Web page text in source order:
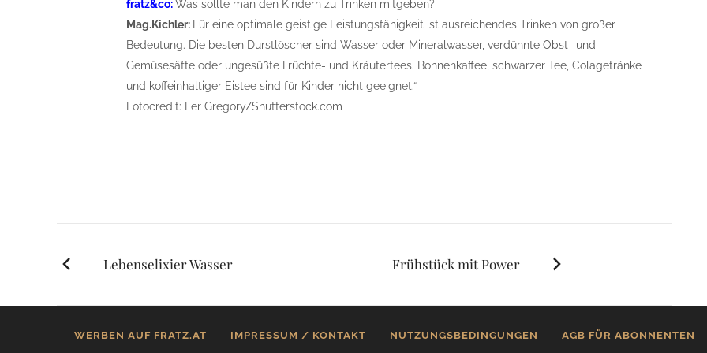
fratz&co:Was sollte man den Kindern zu Trinken mitgeben?
Mag.Kichler: Für eine optimale geistige Leistungsfähigkeit ist ausreichendes Trinken von großer
Bedeutung. Die besten Durstlöscher sind Wasser oder Mineralwasser, verdünnte Obst- und
Gemüsesäfte oder ungesüßte Früchte- und Kräutertees. Bohnenkaffee, schwarzer Tee, Colagetränke
und koffeinhaltiger Eistee sind für Kinder nicht geeignet.“
Fotocredit: Fer Gregory/Shutterstock.com
PostsLebenselixier Wasser Frühstück mit Power
WERBEN AUF FRATZ.AT IMPRESSUM / KONTAKT NUTZUNGSBEDINGUNGEN AGB FÜR ABONNENTEN